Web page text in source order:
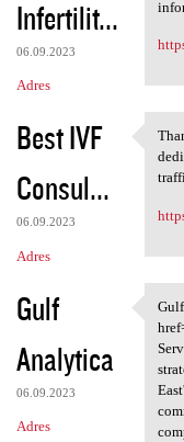
Infertilit...
06.09.2023
Adres
Best IVF
Consul...
06.09.2023
Adres
Gulf
Analytica
06.09.2023
Adres
Gulf